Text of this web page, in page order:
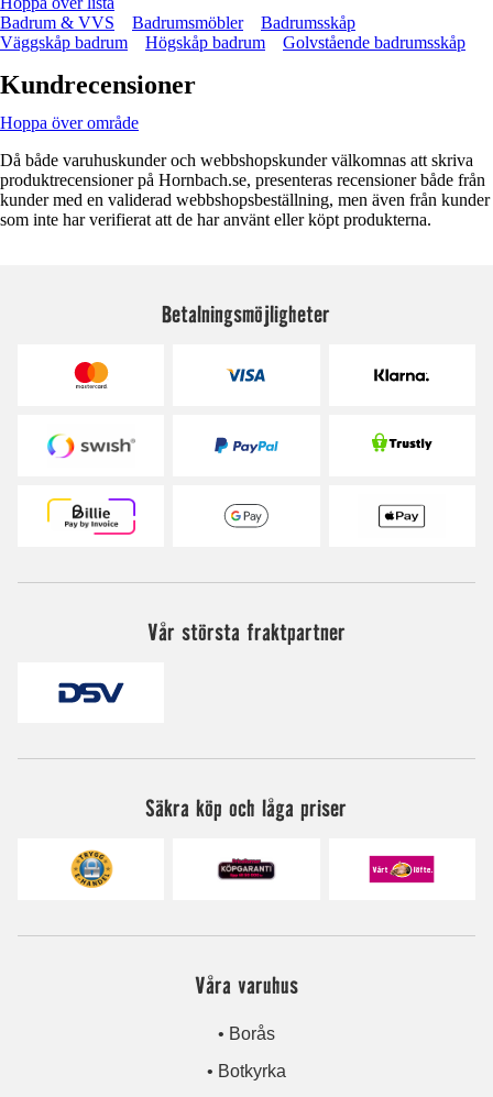
Badrum & VVS
Badrumsmöbler
Badrumsskåp
Väggskåp badrum
Högskåp badrum Golvstående badrumsskåp
Kundrecensioner
Hoppa över område
Då både varuhuskunder och webbshopskunder välkomnas att skriva
produktrecensioner på Hornbach.se, presenteras recensioner både från
kunder med en validerad webbshopsbeställning, men även från kunder
som inte har verifierat att de har använt eller köpt produkterna.
Betalningsmöjligheter
Vår största fraktpartner
Säkra köp och låga priser
Våra varuhus
• Borås
• Botkyrka